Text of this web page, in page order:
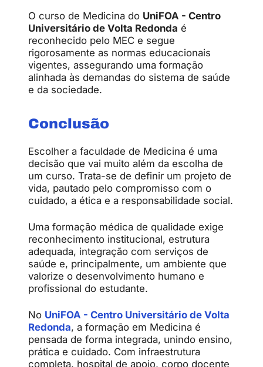
O curso de Medicina do UniFOA - Centro
Universitário de Volta Redonda é
reconhecido pelo MEC e segue
rigorosamente as normas educacionais
vigentes, assegurando uma formação
alinhada às demandas do sistema de saúde
e da sociedade.
Conclusão
Escolher a faculdade de Medicina é uma
decisão que vai muito além da escolha de
um curso. Trata-se de definir um projeto de
vida, pautado pelo compromisso com o
cuidado, a ética e a responsabilidade social.
Uma formação médica de qualidade exige
reconhecimento institucional, estrutura
adequada, integração com serviços de
saúde e, principalmente, um ambiente que
valorize o desenvolvimento humano e
profissional do estudante.
No UniFOA - Centro Universitário de Volta
Redonda, a formação em Medicina é
pensada de forma integrada, unindo ensino,
prática e cuidado. Com infraestrutura
completa, hospital de apoio, corpo docente